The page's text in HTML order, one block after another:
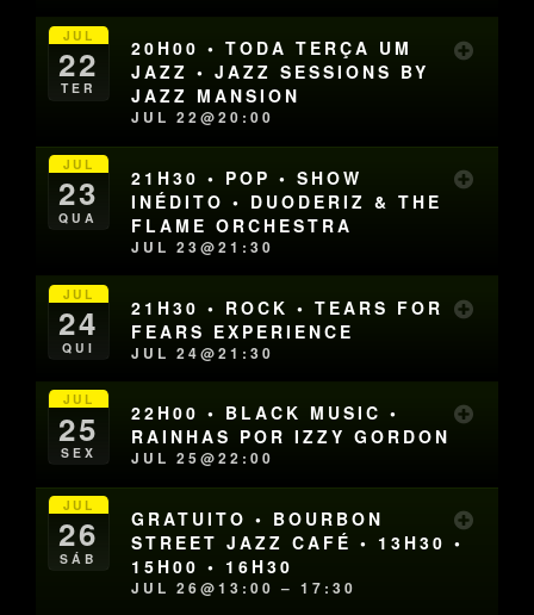
JUL
22
TER
20H00 • TODA TERÇA UM
JAZZ • JAZZ SESSIONS BY
JAZZ MANSION
JUL 22@20:00
JUL
23
QUA
21H30 • POP • SHOW
INÉDITO • DUODERIZ & THE
FLAME ORCHESTRA
JUL 23@21:30
JUL
24
QUI
21H30 • ROCK • TEARS FOR
FEARS EXPERIENCE
JUL 24@21:30
JUL
25
SEX
22H00 • BLACK MUSIC •
RAINHAS POR IZZY GORDON
JUL 25@22:00
JUL
26
SÁB
GRATUITO • BOURBON
STREET JAZZ CAFÉ • 13H30 •
15H00 • 16H30
JUL 26@13:00 – 17:30